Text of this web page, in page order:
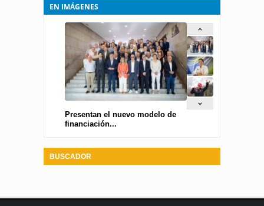
EN IMÁGENES
Presentan el nuevo modelo de
financiación...
BUSCADOR